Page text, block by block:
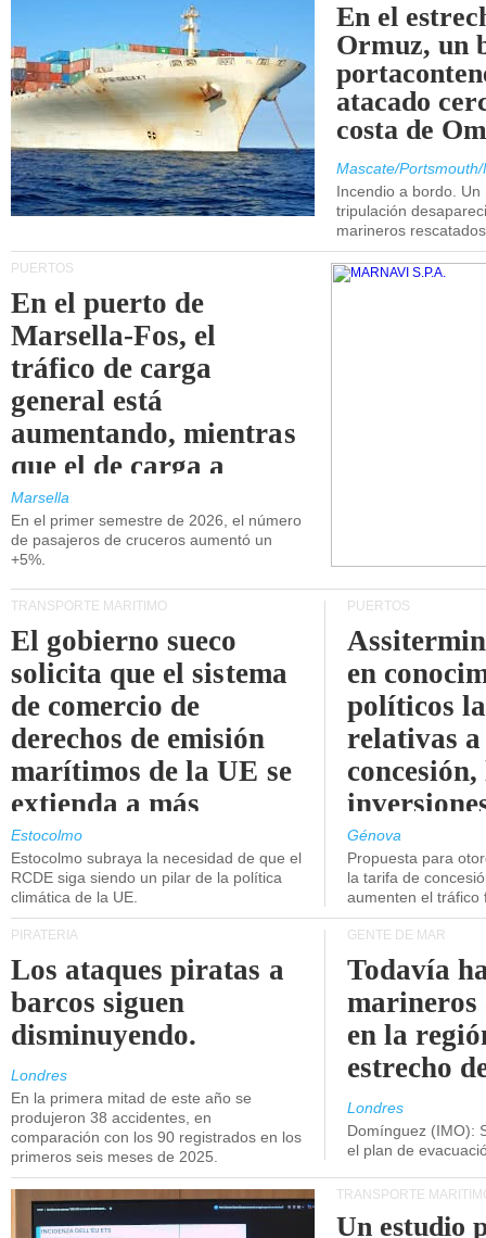
En el
Ormuz, un
atacado
costa de
Mascate/
Incendio a bordo.
tripulación
marineros
PUERTOS
En el puerto de
Marsella-Fos, el
tráfico de carga
general está
aumentando, mientras
que el de carga a
granel está
disminuyendo.
Marsella
En el primer semestre de 2026, el número
de pasajeros de cruceros aumentó un
+5%.
TRANSPORTE MARÍTIMO
El gobierno sueco
solicita que el sistema
de comercio de
derechos de emisión
marítimos de la UE se
extienda a más
buques.
Estocolmo
Estocolmo subraya la necesidad de que el
RCDE siga siendo un pilar de la política
climática de la UE.
PUERTOS
en
políticos
relativas a
concesión,
Génova
Propuesta para
la tarifa de
aumenten el tráfico
PIRATERÍA
Los ataques piratas a
barcos siguen
disminuyendo.
Londres
En la primera mitad de este año se
produjeron 38 accidentes, en
comparación con los 90 registrados en los
primeros seis meses de 2025.
GENTE DE MAR
Todavía
marineros
en la
estrecho
Londres
Domínguez (IMO):
el plan de
TRANSPORTE
Un estudio